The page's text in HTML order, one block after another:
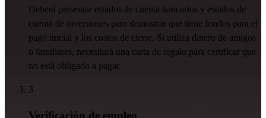
Deberá presentar estados de cuenta bancarios y estados de
cuenta de inversiones para demostrar que tiene fondos para el
pago inicial y los costos de cierre. Si utiliza dinero de amigos
o familiares, necesitará una carta de regalo para certificar que
no está obligado a pagar.
3